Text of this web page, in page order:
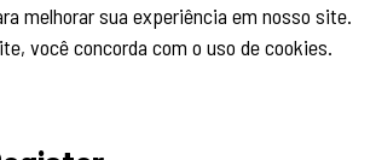
melhorar sua experiência em nosso site.
você concorda com o uso de cookies.